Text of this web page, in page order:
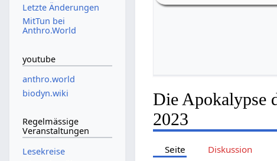
Die Apokalypse
2023
Seite Diskussion
Letzte Änderungen
MitTun bei
Anthro.World
youtube
anthro.world
biodyn.wiki
Regelmässige
Veranstaltungen
Lesekreise